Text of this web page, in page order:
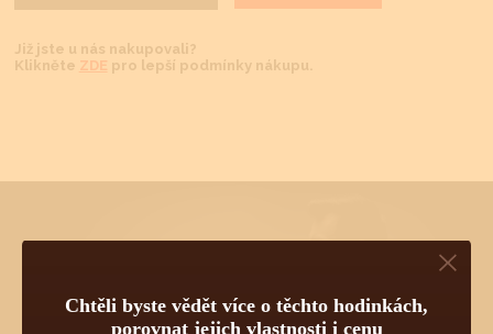
Chtěli byste vědět více o těchto hodinkách,
porovnat jejich vlastnosti i cenu
Již jste u nás nakupovali?
Klikněte ZDE pro lepší podmínky nákupu.
Chtěli byste vědět více o tomto produktu?
Napište mi, nebo zavolejte na telefon 602 521 828a poradím Vám.
Pokud byste chtěli vybírat z dalších více jak 30 000 produktů